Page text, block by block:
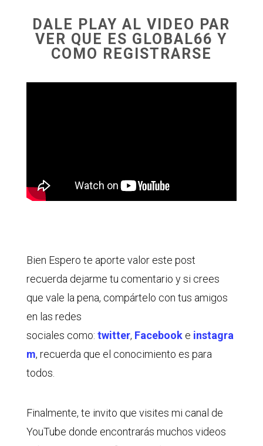
DALE PLAY AL VIDEO PAR
VER QUE ES GLOBAL66 Y
COMO REGISTRARSE
Bien Espero te aporte valor este post
recuerda dejarme tu comentario y si crees
que vale la pena, compártelo con tus amigos
en las redes
sociales como: twitter, Facebook e instagra
m, recuerda que el conocimiento es para
todos.
Finalmente, te invito que visites mi canal de
YouTube donde encontrarás muchos videos